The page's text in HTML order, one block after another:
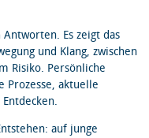
Es zeigt das
und Klang, zwischen
Risiko. Persönliche
Prozesse, aktuelle
auf junge